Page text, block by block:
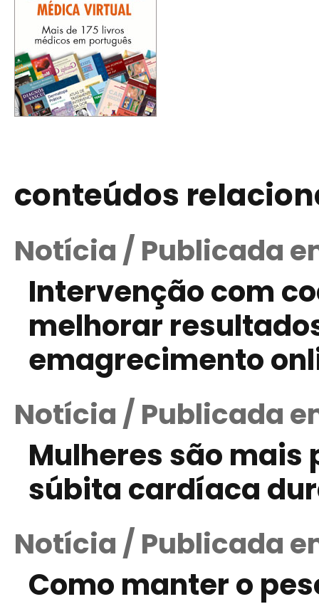
conteúdos
Notícia / Publicada
Intervenção com
melhorar
emagrecimento
Notícia / Publicada
Mulheres são mais
súbita cardíaca
Notícia / Publicada
Como manter o